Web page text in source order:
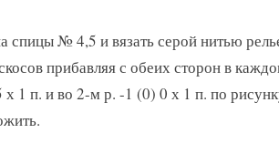
спицы № 4,5 и вязать серой нитью
прибавляя с обеих сторон в
х 1 п. и во 2-м р. -1 (0) 0 х 1 п. по